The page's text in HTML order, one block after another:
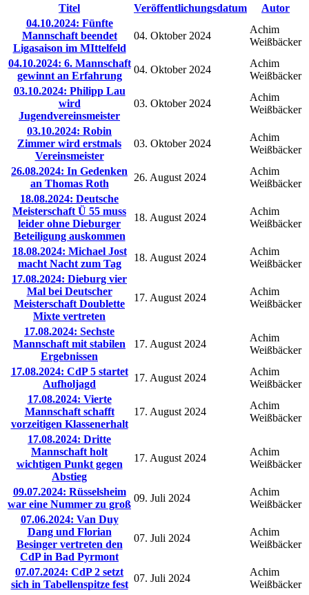
Titel
Veröffentlichungsdatum
Autor
04.10.2024: Fünfte
Mannschaft beendet
Ligasaison im MIttelfeld
04. Oktober 2024
Achim
Weißbäcker
04.10.2024: 6. Mannschaft
gewinnt an Erfahrung
04. Oktober 2024
Achim
Weißbäcker
03.10.2024: Philipp Lau
wird
Jugendvereinsmeister
03. Oktober 2024
Achim
Weißbäcker
03.10.2024: Robin
Zimmer wird erstmals
Vereinsmeister
03. Oktober 2024
Achim
Weißbäcker
26.08.2024: In Gedenken
an Thomas Roth
26. August 2024
Achim
Weißbäcker
18.08.2024: Deutsche
Meisterschaft Ü 55 muss
leider ohne Dieburger
Beteiligung auskommen
18. August 2024
Achim
Weißbäcker
18.08.2024: Michael Jost
macht Nacht zum Tag
18. August 2024
Achim
Weißbäcker
17.08.2024: Dieburg vier
Mal bei Deutscher
Meisterschaft Doublette
Mixte vertreten
17. August 2024
Achim
Weißbäcker
17.08.2024: Sechste
Mannschaft mit stabilen
Ergebnissen
17. August 2024
Achim
Weißbäcker
17.08.2024: CdP 5 startet
Aufholjagd
17. August 2024
Achim
Weißbäcker
17.08.2024: Vierte
Mannschaft schafft
vorzeitigen Klassenerhalt
17. August 2024
Achim
Weißbäcker
17.08.2024: Dritte
Mannschaft holt
wichtigen Punkt gegen
Abstieg
17. August 2024
Achim
Weißbäcker
09.07.2024: Rüsselsheim
war eine Nummer zu groß
09. Juli 2024
Achim
Weißbäcker
07.06.2024: Van Duy
Dang und Florian
Besinger vertreten den
CdP in Bad Pyrmont
07. Juli 2024
Achim
Weißbäcker
07.07.2024: CdP 2 setzt
sich in Tabellenspitze fest
07. Juli 2024
Achim
Weißbäcker